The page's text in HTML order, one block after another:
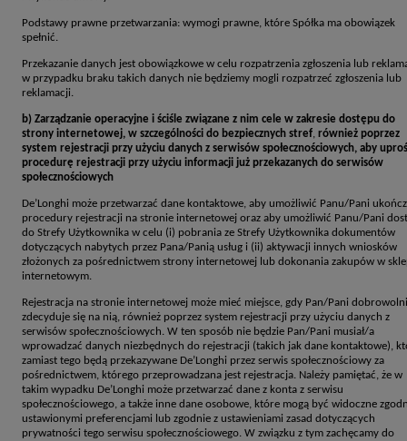
Podstawy prawne przetwarzania: wymogi prawne, które Spółka ma obowiązek
spełnić.
Przekazanie danych jest obowiązkowe w celu rozpatrzenia zgłoszenia lub
w przypadku braku takich danych nie będziemy mogli rozpatrzeć zgłoszenia lub
reklamacji.
b) Zarządzanie operacyjne i ściśle związane z nim cele w zakresie dostępu do
strony internetowej, w szczególności do bezpiecznych stref, również poprzez
system rejestracji przy użyciu danych z serwisów społecznościowych, aby
procedurę rejestracji przy użyciu informacji już przekazanych do serwisów
społecznościowych
De’Longhi może przetwarzać dane kontaktowe, aby umożliwić Panu/Pani
procedury rejestracji na stronie internetowej oraz aby umożliwić Panu/Pani
do Strefy Użytkownika w celu (i) pobrania ze Strefy Użytkownika dokumentów
dotyczących nabytych przez Pana/Panią usług i (ii) aktywacji innych wniosków
złożonych za pośrednictwem strony internetowej lub dokonania zakupów w
internetowym.
Rejestracja na stronie internetowej może mieć miejsce, gdy Pan/Pani
zdecyduje się na nią, również poprzez system rejestracji przy użyciu danych z
serwisów społecznościowych. W ten sposób nie będzie Pan/Pani musiał/a
wprowadzać danych niezbędnych do rejestracji (takich jak dane kontaktowe),
zamiast tego będą przekazywane De’Longhi przez serwis społecznościowy za
pośrednictwem, którego przeprowadzana jest rejestracja. Należy pamiętać, że w
takim wypadku De’Longhi może przetwarzać dane z konta z serwisu
społecznościowego, a także inne dane osobowe, które mogą być widoczne
ustawionymi preferencjami lub zgodnie z ustawieniami zasad dotyczących
prywatności tego serwisu społecznościowego. W związku z tym zachęcamy do